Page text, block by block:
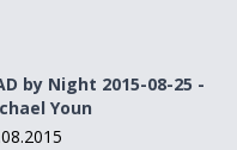
by Night 2015-08-25 -
Youn